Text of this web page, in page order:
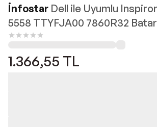
İnfostar Dell ile Uyumlu
5558 TTYFJA00 7860R32
1.366,55 TL